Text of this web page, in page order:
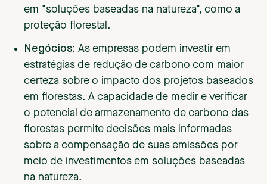
em "soluções baseadas na natureza", como a
proteção florestal.
Negócios: As empresas podem investir em
estratégias de redução de carbono com maior
certeza sobre o impacto dos projetos baseados
em florestas. A capacidade de medir e verificar
o potencial de armazenamento de carbono das
florestas permite decisões mais informadas
sobre a compensação de suas emissões por
meio de investimentos em soluções baseadas
na natureza.